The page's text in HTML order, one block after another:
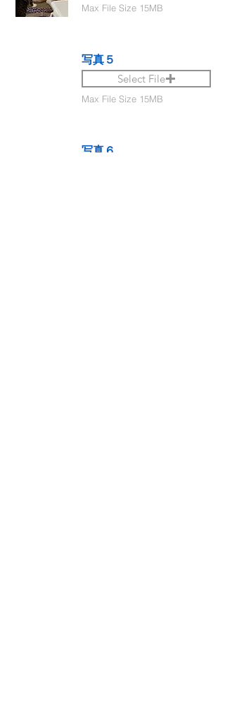
Max File Size 15MB
写真５
Select File
Max File Size 15MB
写真６